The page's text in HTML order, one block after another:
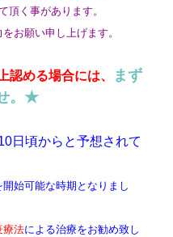
頂く事があります。
お願い申し上げます。
める場合には、
まず
。★
日頃からと予想されて
始可能な時期となりまし
療法による治療をお勧め致し